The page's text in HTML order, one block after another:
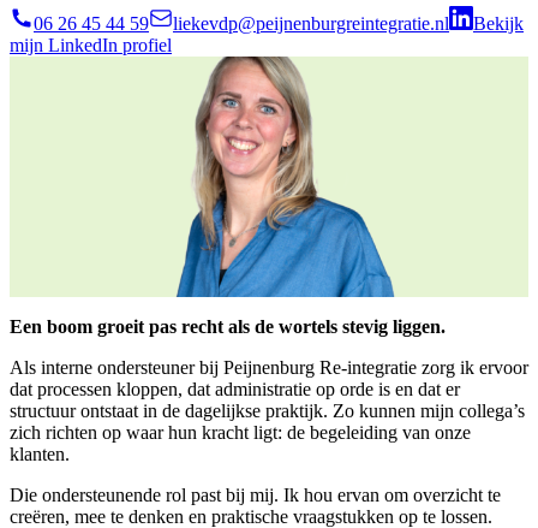
06 26 45 44 59 liekevdp@peijnenburgreintegratie.nl
Bekijk
mijn LinkedIn profiel
Een boom groeit pas recht als de wortels stevig liggen.
Als interne ondersteuner bij Peijnenburg Re-integratie zorg ik ervoor
dat processen kloppen, dat administratie op orde is en dat er
structuur ontstaat in de dagelijkse praktijk. Zo kunnen mijn collega’s
zich richten op waar hun kracht ligt: de begeleiding van onze
klanten.
Die ondersteunende rol past bij mij. Ik hou ervan om overzicht te
creëren, mee te denken en praktische vraagstukken op te lossen.